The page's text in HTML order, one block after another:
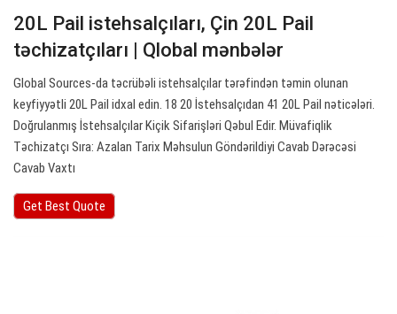
20L Pail istehsalçıları, Çin 20L Pail
təchizatçıları | Qlobal mənbələr
Global Sources-da təcrübəli istehsalçılar tərəfindən təmin olunan
keyfiyyətli 20L Pail idxal edin. 18 20 İstehsalçıdan 41 20L Pail nəticələri.
Doğrulanmış İstehsalçılar Kiçik Sifarişləri Qəbul Edir. Müvafiqlik
Təchizatçı Sıra: Azalan Tarix Məhsulun Göndərildiyi Cavab Dərəcəsi
Cavab Vaxtı
Get Best Quote